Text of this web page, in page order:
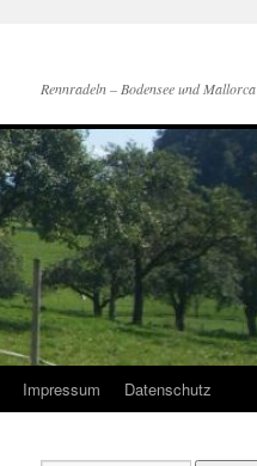
Rennradeln – Bodensee und Mallorca
Impressum Datenschutz